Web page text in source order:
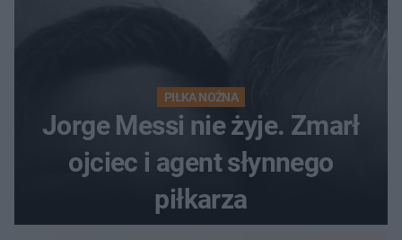
PIŁKA NOŻNA
Jorge Messi nie żyje. Zmarł
ojciec i agent słynnego
piłkarza